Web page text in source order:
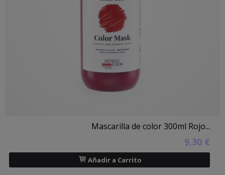
Mascarilla de color 300ml Rojo...
9,30 €
Añadir a Carrito